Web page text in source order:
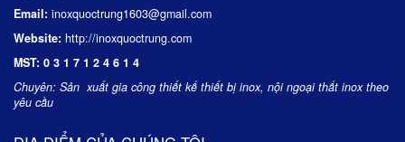
Email: inoxquoctrung1603@gmail.com
Website: http://inoxquoctrung.com
MST: 0 3 1 7 1 2 4 6 1 4
Chuyên: Sản xuất gia công thiết kế thiết bị inox, nội ngoại thất inox theo
yêu cầu